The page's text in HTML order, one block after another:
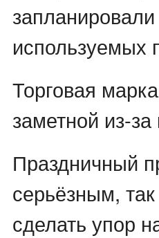
используемых
Торговая
заметной из-
Праздничный
серьёзным,
сделать упор